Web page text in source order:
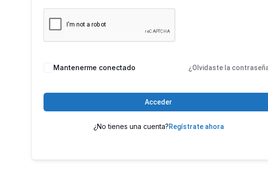
Mantenerme conectado ¿Olvidaste la
Acceder
¿No tienes una cuenta?Regístrate ahora